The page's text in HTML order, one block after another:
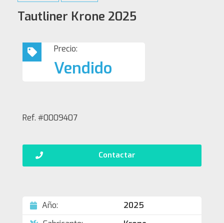
Tautliner Krone 2025
Precio:
Vendido
Ref. #0009407
Contactar
Año:
2025